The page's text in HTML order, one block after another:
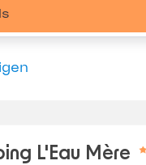
L'Eau Mère